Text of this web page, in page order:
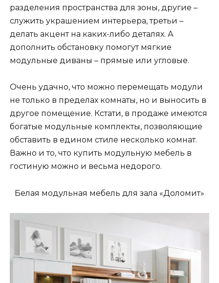
разделения пространства для зоны, другие –
служить украшением интерьера, третьи –
делать акцент на каких-либо деталях. А
дополнить обстановку помогут мягкие
модульные диваны – прямые или угловые.
Очень удачно, что можно перемещать модули
не только в пределах комнаты, но и выносить в
другое помещение. Кстати, в продаже имеются
богатые модульные комплекты, позволяющие
обставить в едином стиле несколько комнат.
Важно и то, что купить модульную мебель в
гостиную можно и весьма недорого.
Белая модульная мебель для зала «Доломит»